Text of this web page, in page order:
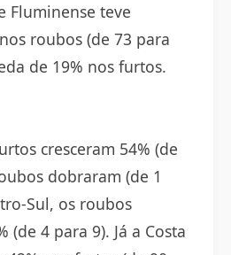
Fluminense teve
roubos (de 73 para
de 19% nos furtos.
cresceram 54% (de
dobraram (de 1
Sul, os roubos
(de 4 para 9). Já a Costa